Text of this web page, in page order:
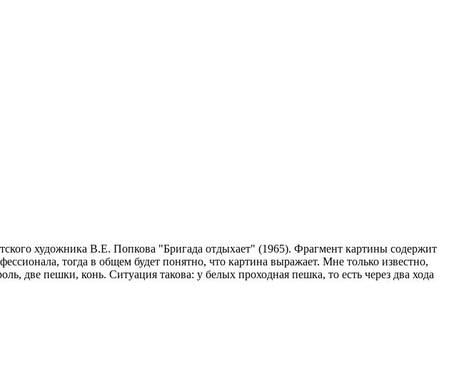
художника В.Е. Попкова "Бригада отдыхает" (1965). Фрагмент картины содержит
тогда в общем будет понятно, что картина выражает. Мне только известно,
две пешки, конь. Ситуация такова: у белых проходная пешка, то есть через два хода